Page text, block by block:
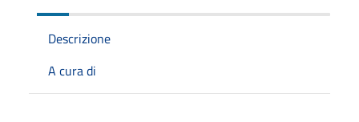
Descrizione
A cura di